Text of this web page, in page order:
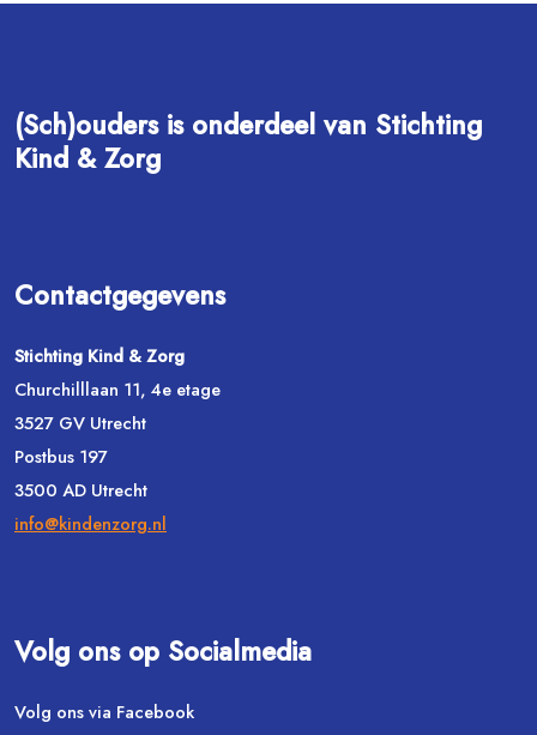
(Sch)ouders is onderdeel van Stichting
Kind & Zorg
Contactgegevens
Stichting Kind & Zorg
Churchilllaan 11, 4e etage
3527 GV Utrecht
Postbus 197
3500 AD Utrecht
info@kindenzorg.nl
Volg ons op Socialmedia
Volg ons via Facebook